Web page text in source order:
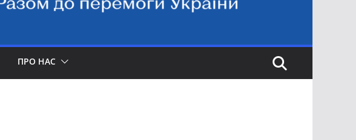
ПРО НАС